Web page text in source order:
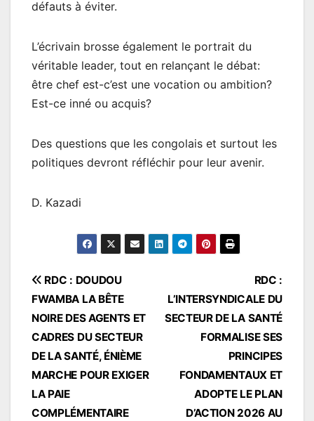
défauts à éviter.
L’écrivain brosse également le portrait du
véritable leader, tout en relançant le débat:
être chef est-c’est une vocation ou ambition?
Est-ce inné ou acquis?
Des questions que les congolais et surtout les
politiques devront réfléchir pour leur avenir.
D. Kazadi
Navigation
de
l’article
RDC :
L’INTERSYNDICALE DU
SECTEUR DE LA SANTÉ
FORMALISE SES
PRINCIPES
FONDAMENTAUX ET
ADOPTE LE PLAN
D’ACTION 2026 AU
RDC : DOUDOU
FWAMBA LA BÊTE
NOIRE DES AGENTS ET
CADRES DU SECTEUR
DE LA SANTÉ, ÉNIÈME
MARCHE POUR EXIGER
LA PAIE
COMPLÉMENTAIRE